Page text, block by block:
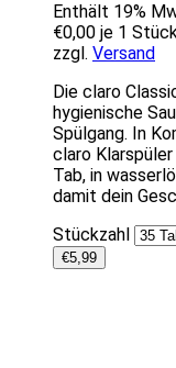
Enthält 19%
€0,00 je 1
zzgl. Versand
Die claro
hygienische
Spülgang. In
claro
Tab, in
damit dein
Stückzahl
€5,99